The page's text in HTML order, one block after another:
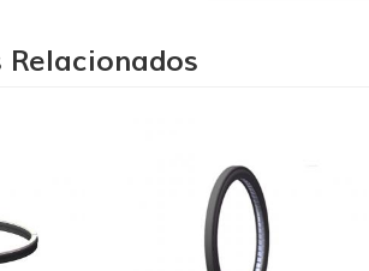
Relacionados